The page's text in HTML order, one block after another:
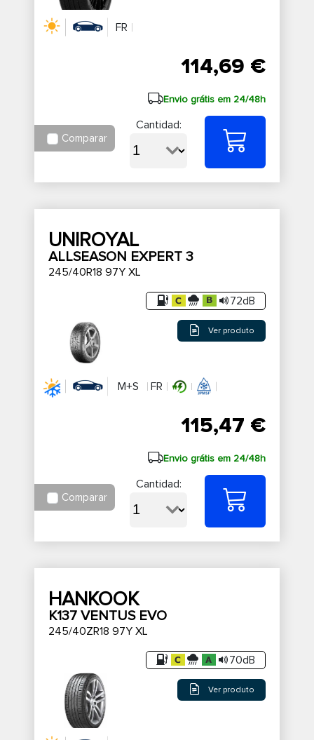
FR
114,69 €
Envio grátis em 24/48h
Comparar
Cantidad:
UNIROYAL
ALLSEASON EXPERT 3
245/40R18 97Y XL
72dB
Ver produto
M+S FR
115,47 €
Envio grátis em 24/48h
Comparar
Cantidad:
HANKOOK
K137 VENTUS EVO
245/40ZR18 97Y XL
70dB
Ver produto